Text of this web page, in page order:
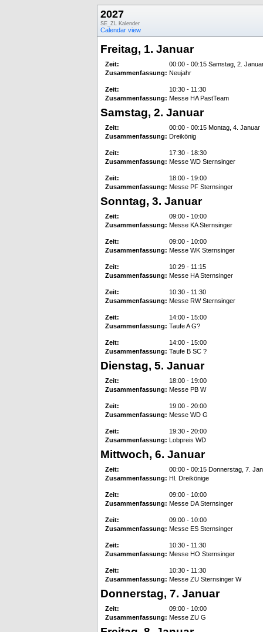
2027
SE_ZL Kalender
Calendar view
Freitag, 1. Januar
Zeit:
00:00 - 00:15 Samstag, 2.
Zusammenfassung: Neujahr
Zeit:
10:30 - 11:30
Zusammenfassung: Messe HA PastTeam
Samstag, 2. Januar
Zeit:
00:00 - 00:15 Montag, 4. Januar
Zusammenfassung: Dreikönig
Zeit:
17:30 - 18:30
Zusammenfassung: Messe WD Sternsinger
Zeit:
18:00 - 19:00
Zusammenfassung: Messe PF Sternsinger
Sonntag, 3. Januar
Zeit:
09:00 - 10:00
Zusammenfassung: Messe KA Sternsinger
Zeit:
09:00 - 10:00
Zusammenfassung: Messe WK Sternsinger
Zeit:
10:29 - 11:15
Zusammenfassung: Messe HA Sternsinger
Zeit:
10:30 - 11:30
Zusammenfassung: Messe RW Sternsinger
Zeit:
14:00 - 15:00
Zusammenfassung: Taufe A G?
Zeit:
14:00 - 15:00
Zusammenfassung: Taufe B SC ?
Dienstag, 5. Januar
Zeit:
18:00 - 19:00
Zusammenfassung: Messe PB W
Zeit:
19:00 - 20:00
Zusammenfassung: Messe WD G
Zeit:
19:30 - 20:00
Zusammenfassung: Lobpreis WD
Mittwoch, 6. Januar
Zeit:
00:00 - 00:15 Donnerstag, 7.
Zusammenfassung: Hl. Dreikönige
Zeit:
09:00 - 10:00
Zusammenfassung: Messe DA Sternsinger
Zeit:
09:00 - 10:00
Zusammenfassung: Messe ES Sternsinger
Zeit:
10:30 - 11:30
Zusammenfassung: Messe HO Sternsinger
Zeit:
10:30 - 11:30
Zusammenfassung: Messe ZU Sternsinger W
Donnerstag, 7. Januar
Zeit:
09:00 - 10:00
Zusammenfassung: Messe ZU G